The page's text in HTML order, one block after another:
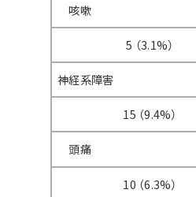
咳嗽
5 （3.1%）
神経系障害
15 （9.4%）
頭痛
10 （6.3%）